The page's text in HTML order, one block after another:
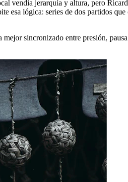
vendía jerarquía y altura, pero
lógica: series de dos partidos
sincronizado entre presión,